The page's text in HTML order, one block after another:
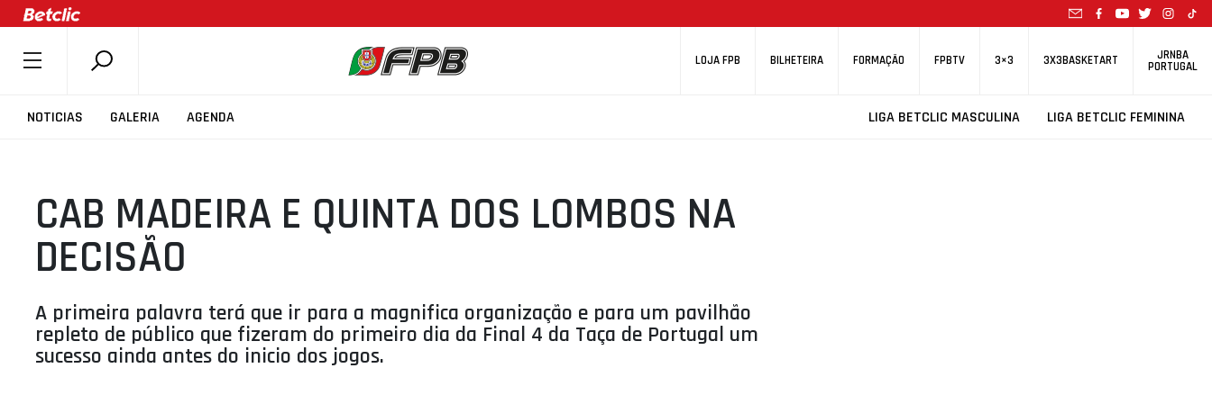
LOJA FPB BILHETEIRA FORMAÇÃO FPBTV 3×3 3X3BASKETART JRNBA
PORTUGAL
NOTICIAS GALERIA AGENDA LIGA BETCLIC MASCULINA LIGA BETCLIC FEMININA
SOBRE A FPB
COMPETIÇÕES
ASSOCIAÇÕES
CLUBES
AGENTES
AGENDA
SELEÇÕES
CAB MADEIRA E QUINTA DOS LOMBOS NA
DECISÃO
A primeira palavra terá que ir para a magnifica organização e para um pavilhão
repleto de público que fizeram do primeiro dia da Final 4 da Taça de Portugal um
sucesso ainda antes do inicio dos jogos.